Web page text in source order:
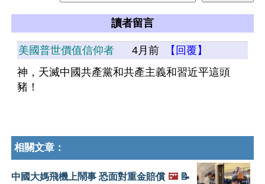
讀者留言
美國普世價值信仰者 4月前
【回覆】
神，天滅中國共產黨和共產主義和習近平這頭
豬！
相關文章：
中國大媽飛機上鬧事 恐面對重金賠償 🖼️📝